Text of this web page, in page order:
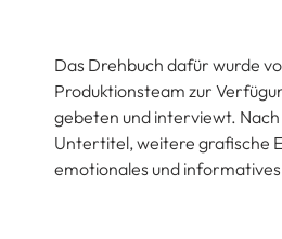
Das Drehbuch dafür wurde
Produktionsteam zur
gebeten und interviewt.
Untertitel, weitere grafische
emotionales und